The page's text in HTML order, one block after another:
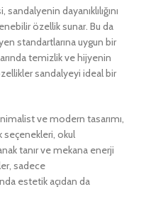
dayanıklılığını
özellik sunar. Bu da
standartlarına uygun bir
temizlik ve hijyenin
sandalyeyi ideal bir
ve modern tasarımı,
seçenekleri, okul
tanır ve mekana enerji
sadece
estetik açıdan da